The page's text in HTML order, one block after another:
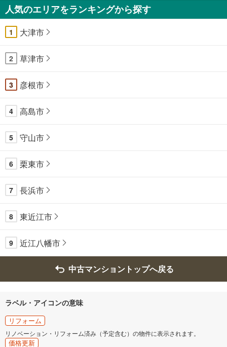
人気のエリアをランキングから探す
1 大津市
2 草津市
3 彦根市
4 高島市
5 守山市
6 栗東市
7 長浜市
8 東近江市
9 近江八幡市
中古マンショントップへ戻る
ラベル・アイコンの意味
リフォーム
リノベーション・リフォーム済み（予定含む）の物件に表示されます。
価格更新